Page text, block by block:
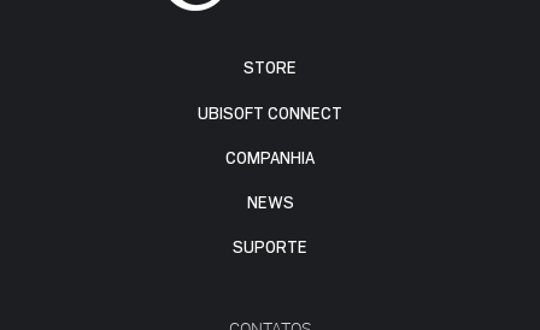
STORE
UBISOFT CONNECT
COMPANHIA
NEWS
SUPORTE